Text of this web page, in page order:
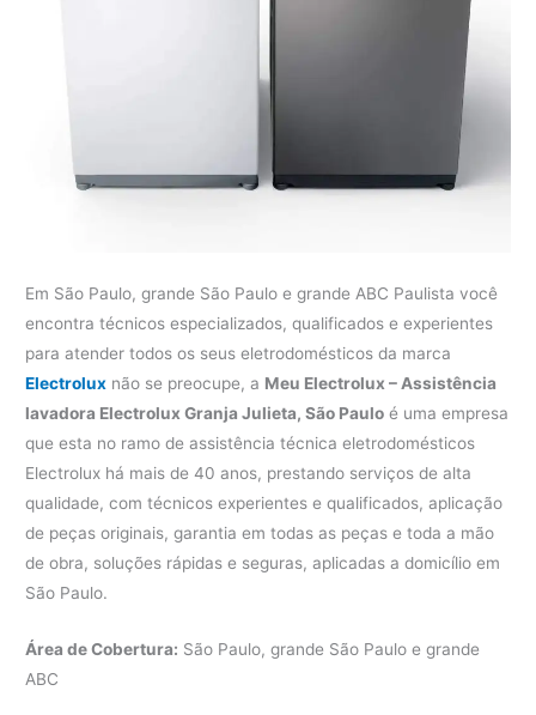
Em São Paulo, grande São Paulo e grande ABC Paulista você
encontra técnicos especializados, qualificados e experientes
para atender todos os seus eletrodomésticos da marca
Electrolux não se preocupe, a Meu Electrolux – Assistência
lavadora Electrolux Granja Julieta, São Paulo é uma empresa
que esta no ramo de assistência técnica eletrodomésticos
Electrolux há mais de 40 anos, prestando serviços de alta
qualidade, com técnicos experientes e qualificados, aplicação
de peças originais, garantia em todas as peças e toda a mão
de obra, soluções rápidas e seguras, aplicadas a domicílio em
São Paulo.
Área de Cobertura: São Paulo, grande São Paulo e grande
ABC